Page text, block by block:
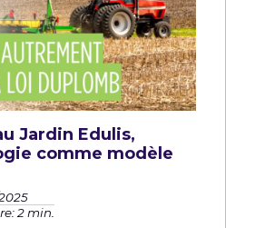
Jardin Edulis,
comme modèle
2 min.